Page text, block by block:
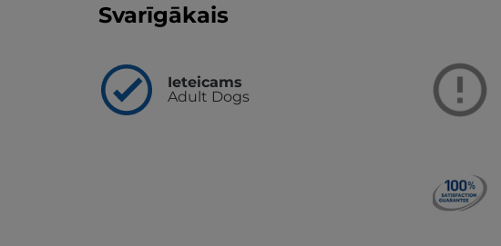
Svarīgākais
Ieteicams
Adult Dogs